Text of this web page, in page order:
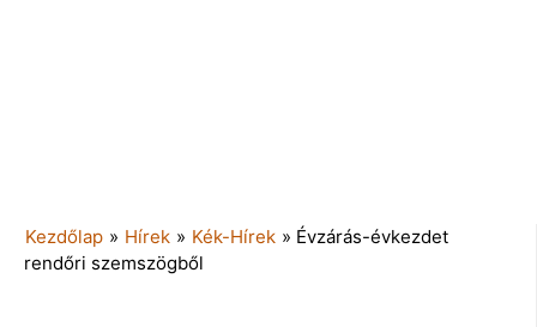
Kezdőlap » Hírek » Kék-Hírek » Évzárás-évkezdet
rendőri szemszögből